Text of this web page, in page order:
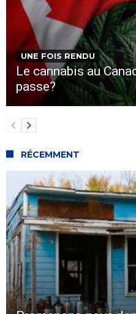
UNE FOIS RENDU
Le cannabis au
passe?
RÉCEMMENT